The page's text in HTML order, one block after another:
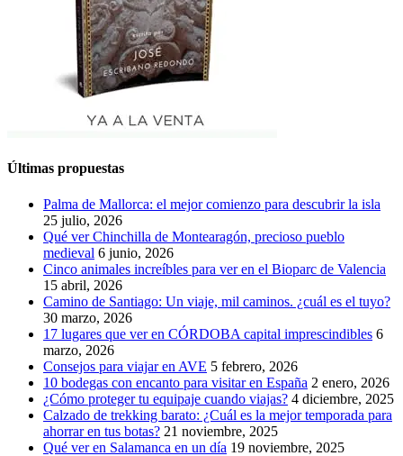
Últimas propuestas
Palma de Mallorca: el mejor comienzo para descubrir la isla
25 julio, 2026
Qué ver Chinchilla de Montearagón, precioso pueblo
medieval 6 junio, 2026
Cinco animales increíbles para ver en el Bioparc de Valencia
15 abril, 2026
Camino de Santiago: Un viaje, mil caminos. ¿cuál es el tuyo?
30 marzo, 2026
17 lugares que ver en CÓRDOBA capital imprescindibles 6
marzo, 2026
Consejos para viajar en AVE 5 febrero, 2026
10 bodegas con encanto para visitar en España 2 enero, 2026
¿Cómo proteger tu equipaje cuando viajas? 4 diciembre, 2025
Calzado de trekking barato: ¿Cuál es la mejor temporada para
ahorrar en tus botas? 21 noviembre, 2025
Qué ver en Salamanca en un día 19 noviembre, 2025